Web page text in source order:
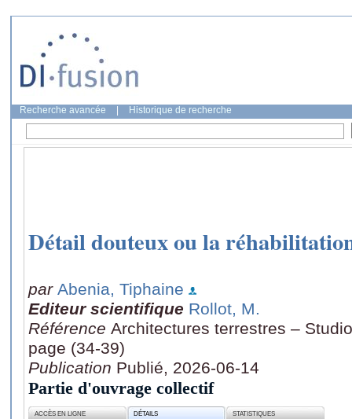
Recherche avancée Historique de recherche
Détail douteux ou la
par Abenia, Tiphaine
Editeur scientifique Rollot, M.
Référence Architectures terrestres –
page (34-39)
Publication Publié, 2026-06-14
Partie d'ouvrage collectif
ACCÈS EN LIGNE DÉTAILS STATISTIQUES